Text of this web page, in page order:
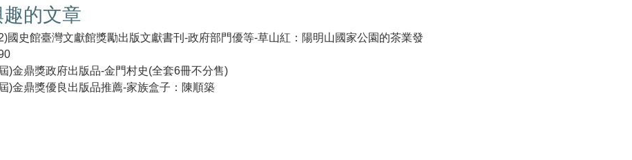
的文章
國史館臺灣文獻館獎勵出版文獻書刊-政府部門優等-草山紅：陽明山國家公園的茶業發
)金鼎獎政府出版品-金門村史(全套6冊不分售)
)金鼎獎優良出版品推薦-家族盒子：陳順築